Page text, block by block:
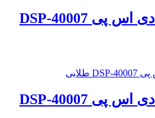
موزن گوش و بینی دی اس پی DSP-40007
موزن گوش و بینی دی اس پی DSP-40007